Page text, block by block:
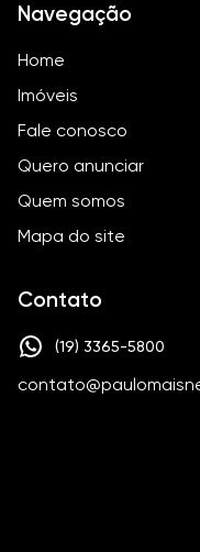
Navegação
Home
Imóveis
Fale conosco
Quero anunciar
Quem somos
Mapa do site
Contato
(19) 3365-5800